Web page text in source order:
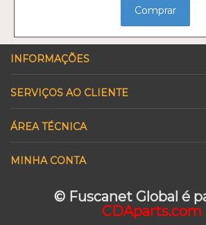
Comprar
INFORMAÇÕES
SERVIÇOS AO CLIENTE
ÁREA TÉCNICA
MINHA CONTA
© Fuscanet Global é
CDAparts.com